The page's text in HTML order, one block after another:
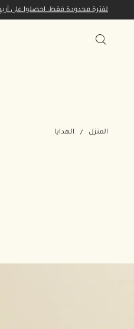
لفترة محدودة فقط: احصلوا على أربع هدايا
المنزل الهدايا